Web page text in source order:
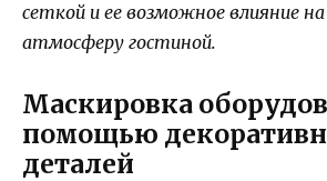
сеткой и ее возможное влияние
атмосферу гостиной.
Маскировка
помощью
деталей